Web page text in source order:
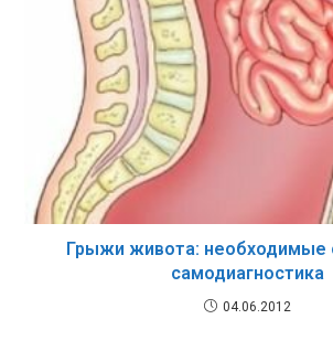
Грыжи живота: необходимые
самодиагностика
04.06.2012